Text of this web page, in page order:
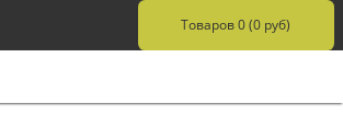
Товаров 0 (0 руб)